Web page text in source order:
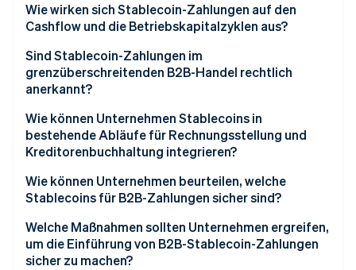
Wie wirken sich Stablecoin-Zahlungen auf den
Cashflow und die Betriebskapitalzyklen aus?
Sind Stablecoin-Zahlungen im
grenzüberschreitenden B2B-Handel rechtlich
anerkannt?
Wie können Unternehmen Stablecoins in
bestehende Abläufe für Rechnungsstellung und
Kreditorenbuchhaltung integrieren?
Wie können Unternehmen beurteilen, welche
Stablecoins für B2B-Zahlungen sicher sind?
Welche Maßnahmen sollten Unternehmen ergreifen,
um die Einführung von B2B-Stablecoin-Zahlungen
sicher zu machen?